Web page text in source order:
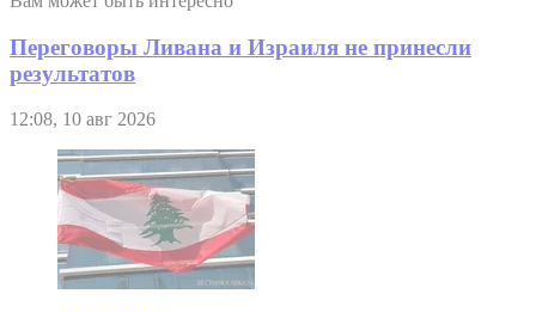
Переговоры Ливана и Израиля не принесли
результатов
12:08, 10 авг 2026